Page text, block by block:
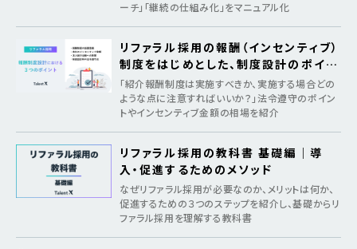
ーチ」「継続の仕組み化」をマニュアル化
リファラル採用の報酬（インセンティブ）
制度をはじめとした、制度設計のポイン
ト
「紹介報酬制度は実施すべきか、実施する場合どの
ような点に注意すればいいか？」法令遵守のポイン
トやインセンティブ金額の相場を紹介
リファラル採用の教科書 基礎編｜導
入・促進するためのメソッド
なぜリファラル採用が必要なのか、メリットは何か、
促進するための３つのステップを紹介し、基礎からリ
ファラル採用を理解する教科書